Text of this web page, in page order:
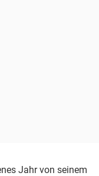
Jahr von seinem